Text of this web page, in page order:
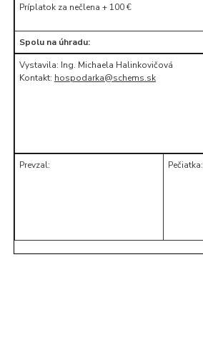
Príplatok za nečlena + 100 €
Spolu na úhradu:
Vystavila: Ing. Michaela Halinkovičová
Kontakt: hospodarka@schems.sk
Prevzal: Pečiatka: